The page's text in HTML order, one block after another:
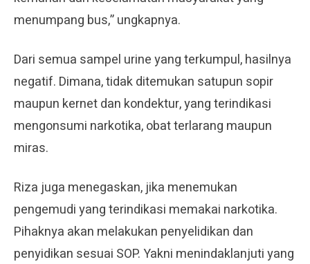
menumpang bus,” ungkapnya.
Dari semua sampel urine yang terkumpul, hasilnya
negatif. Dimana, tidak ditemukan satupun sopir
maupun kernet dan kondektur, yang terindikasi
mengonsumi narkotika, obat terlarang maupun
miras.
Riza juga menegaskan, jika menemukan
pengemudi yang terindikasi memakai narkotika.
Pihaknya akan melakukan penyelidikan dan
penyidikan sesuai SOP. Yakni menindaklanjuti yang